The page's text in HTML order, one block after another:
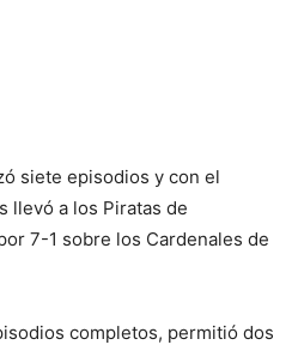
siete episodios y con el
llevó a los Piratas de
7-1 sobre los Cardenales de
completos, permitió dos